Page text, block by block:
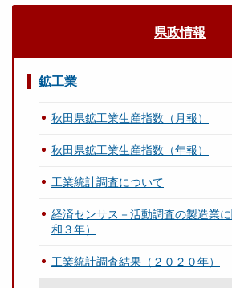
県政情報
鉱工業
秋田県鉱工業生産指数（月報）
秋田県鉱工業生産指数（年報）
工業統計調査について
経済センサス－活動調査の製造業
和３年）
工業統計調査結果（２０２０年）